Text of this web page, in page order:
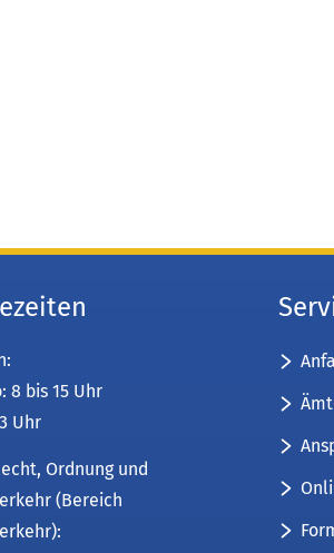
8 bis 15 Uhr
Uhr
Ordnung und
(Bereich